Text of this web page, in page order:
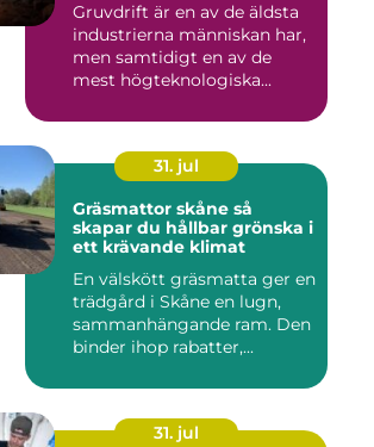
Gruvdrift är en av de äldsta
industrierna människan har,
men samtidigt en av de
mest högteknologiska...
31. jul
Gräsmattor skåne så
skapar du hållbar grönska i
ett krävande klimat
En välskött gräsmatta ger en
trädgård i Skåne en lugn,
sammanhängande ram. Den
binder ihop rabatter,...
31. jul